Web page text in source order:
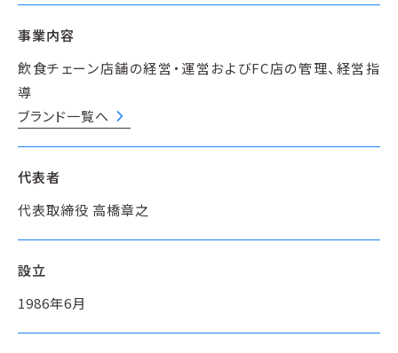
事業内容
飲食チェーン店舗の経営・運営およびFC店の管理、経営指
導
ブランド一覧へ chevron_right
代表者
代表取締役 高橋章之
設立
1986年6月